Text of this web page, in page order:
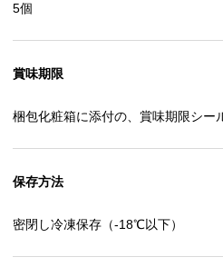
5個
賞味期限
梱包化粧箱に添付の、賞味期限シー
保存方法
密閉し冷凍保存（-18℃以下）